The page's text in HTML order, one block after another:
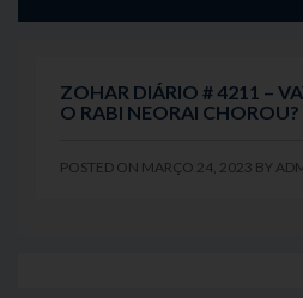
ZOHAR DIÁRIO # 4211 –
O RABI NEORAI CHOROU?
POSTED ON MARÇO 24, 2023 BY